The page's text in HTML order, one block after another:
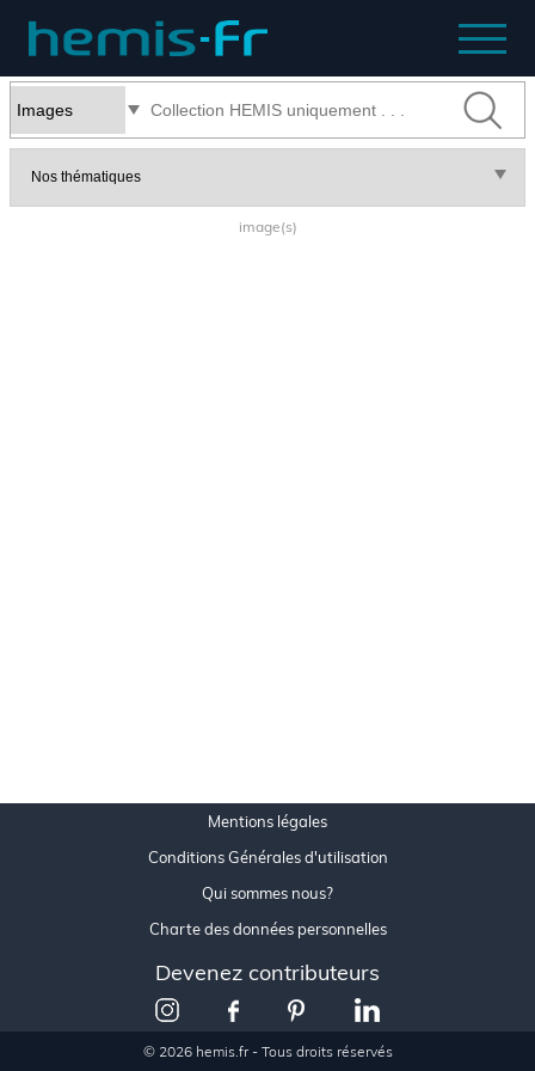
image(s)
Mentions légales
Conditions Générales d'utilisation
Devenez contributeurs
Qui sommes nous?
Charte des données personnelles
© 2026 hemis.fr - Tous droits réservés